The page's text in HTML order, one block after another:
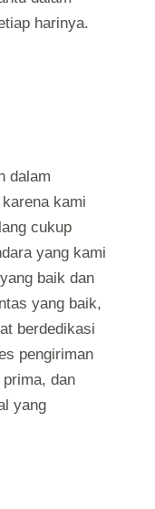
harinya.
dalam
kami
cukup
yang kami
baik dan
yang baik,
berdedikasi
pengiriman
dan
yang